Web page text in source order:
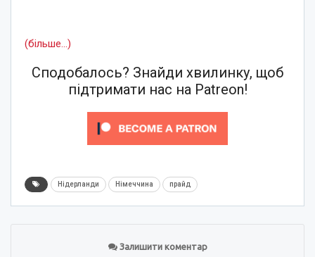
(більше…)
Сподобалось? Знайди хвилинку, щоб
підтримати нас на Patreon!
Нідерланди Німеччина прайд
Залишити коментар